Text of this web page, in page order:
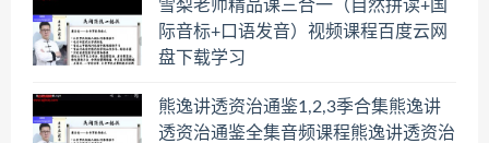
雪梨老师精品课三合一（自然拼读+国
际音标+口语发音）视频课程百度云网
盘下载学习
熊逸讲透资治通鉴1,2,3季合集熊逸讲
透资治通鉴全集音频课程熊逸讲透资治